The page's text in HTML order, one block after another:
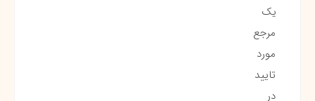
یک
مرجع
مورد
تایید
در